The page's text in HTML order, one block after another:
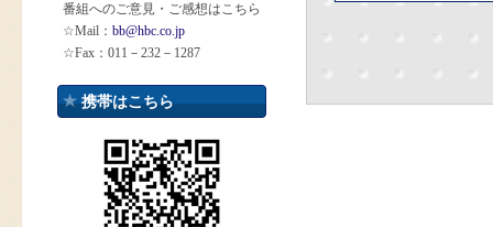
番組へのご意見・ご感想はこちら
☆Mail： bb@hbc.co.jp
☆Fax：011－232－1287
携帯はこちら